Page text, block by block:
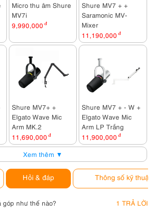
Micro thu âm Shure
MV7i
9,990,000 đ
Shure MV7 + +
Saramonic MV-
Mixer
11,190,000 đ
Shure MV7+ +
Elgato Wave Mic
Arm MK.2
11,690,000 đ
Shure MV7 + - W +
Elgato Wave Mic
Arm LP Trắng
11,900,000 đ
Xem thêm ▼
Hỏi & đáp Thông số kỹ thuật
góp như thế nào?
1 TRẢ LỜI